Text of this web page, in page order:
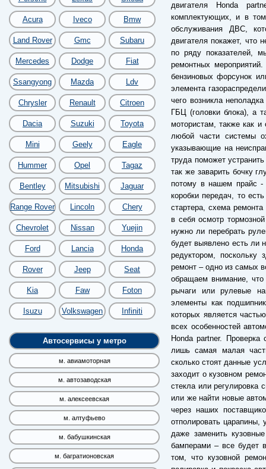
Acura Iveco Bmw
Land Rover Gmc Subaru
Mercedes Dodge Fiat
Ssangyong Mazda Ldv
Chrysler Renault Citroen
Dacia Suzuki Toyota
Mini Geely Eagle
Hummer Opel Tagaz
Bentley Mitsubishi Jaguar
Range Rover Lincoln Chery
Chevrolet Nissan Yuejin
Ford Lancia Honda
Rover Jeep Seat
Kia Faw Foton
Isuzu Volkswagen Infiniti
Автосервисы у метро
м. авиамоторная
м. автозаводская
м. алексеевская
м. алтуфьево
м. бабушкинская
м. багратионовская
двигателя Honda
комплектующих, и в том
обслуживания ДВС,
двигателя покажет, что
по ряду показателей,
ремонтных
бензиновых форсунок
элемента
чего возникла
ГБЦ (головки блока), а
мотористам, также как
любой части системы
указывающие на
труда поможет
так же заварить бочку
потому в нашем прайс
коробки передач, то
стартера, схема
в себя осмотр
нужно ли перебрать
будет выявлено есть ли
редуктором,
ремонт – одно из самых
обращаем внимание,
рычаги или рулевые
элементы как
которых является
всех особенностей
Honda partner.
лишь самая малая
сколько стоят данные
заходит о кузовном
стекла или регулировка
или же найти новые
через наших
отполировать царапины,
даже заменить
бамперами – все будет
том, что кузовной